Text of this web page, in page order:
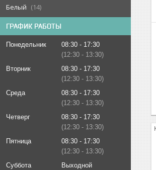
Белый
14
ГРАФИК РАБОТЫ
Понедельник 08:30
17:30
12:30
13:30
Вторник
08:30
17:30
12:30
13:30
Среда
08:30
17:30
12:30
13:30
Четверг
08:30
17:30
12:30
13:30
Пятница
08:30
17:30
12:30
13:30
Суббота
Выходной